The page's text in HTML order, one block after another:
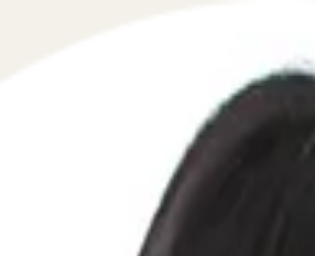
актов и
в сфере взаимодействия с